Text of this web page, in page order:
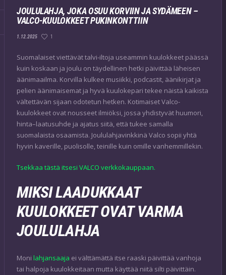
JOULULAHJA, JOKA OSUU KORVIIN JA SYDÄMEEN –
VALCO-KUULOKKEET PUKINKONTTIIN
1.12.2025 1
Suomalaiset viettävät talvi-iltoja useammin kuulokkeet päässä
kuin koskaan ja joulu on täydellinen hetki päivittää läheisen
äänimaailma. Korvilla kulkee musiikki, podcastit, äänikirjat ja
pelien äänimaisemat ja hyvä kuulokepari tekee näistä kaikista
vältettävän sijaan odotetun hetken. Kotimaiset Valco-
kuulokkeet ovat nousseet ilmiöksi, jossa yhdistyvät huumori,
hinta–laatusuhde ja ajatus siitä, että tukee samalla
suomalaista osaamista. Joululahjavinkkinä Valco sopii yhtä
hyvin kaverille, puolisolle, teinille kuin omille vanhemmillekin.
Tsekkaa tästä itsesi VALCO verkkokauppaan.
MIKSI LAADUKKAAT
KUULOKKEET OVAT VARMA
JOULULAHJA
Moni lahjansaaja ei välttämättä itse raaski päivittää vanhoja
tai halpoja kuulokkeitaan mutta käyttää niitä silti päivittäin.